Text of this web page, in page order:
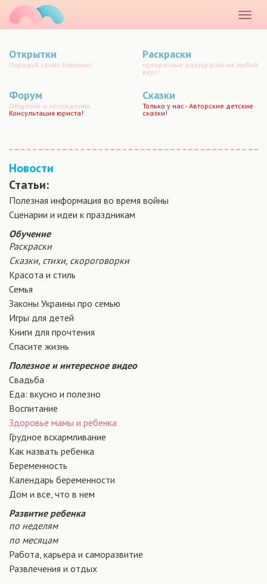
меню
Открытки
Порадуй своих близких!
Раскраски
прекрасные разукраски на любой
вкус!
Форум
Общение и обсуждение.
Консультация юриста!
Сказки
Только у нас - Авторские детские
сказки!
Новости
Статьи:
Полезная информация во время войны
Сценарии и идеи к праздникам
Обучение
Раскраски
Сказки, стихи, скороговорки
Красота и стиль
Семья
Законы Украины про семью
Игры для детей
Книги для прочтения
Спасите жизнь
Полезное и интересное видео
Свадьба
Еда: вкусно и полезно
Воспитание
Здоровье мамы и ребенка
Грудное вскармливание
Как назвать ребенка
Беременность
Календарь беременности
Дом и все, что в нем
Развитие ребенка
по неделям
по месяцам
Работа, карьера и саморазвитие
Развлечения и отдых